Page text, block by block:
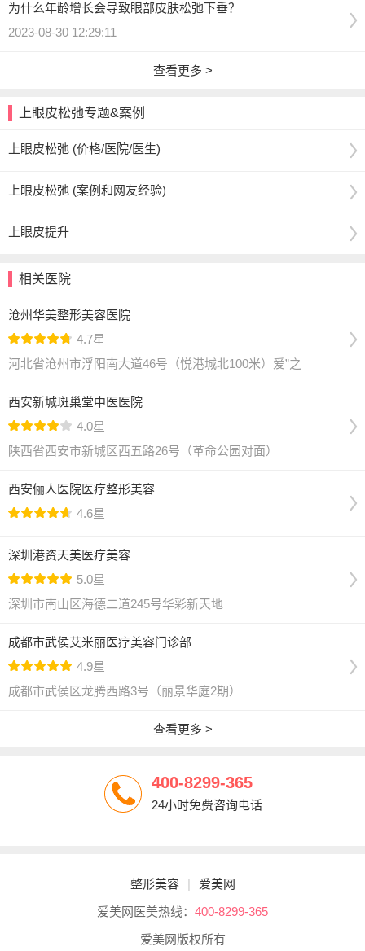
为什么年龄增长会导致眼部皮肤松弛下垂？
2023-08-30 12:29:11
查看更多 >
上眼皮松弛专题&案例
上眼皮松弛 (价格/医院/医生)
上眼皮松弛 (案例和网友经验)
上眼皮提升
相关医院
沧州华美整形美容医院
4.7星
河北省沧州市浮阳南大道46号（悦港城北100米）爱”之
西安新城斑巢堂中医医院
4.0星
陕西省西安市新城区西五路26号（革命公园对面）
西安俪人医院医疗整形美容
4.6星
深圳港资天美医疗美容
5.0星
深圳市南山区海德二道245号华彩新天地
成都市武侯艾米丽医疗美容门诊部
4.9星
成都市武侯区龙腾西路3号（丽景华庭2期）
查看更多 >
400-8299-365
24小时免费咨询电话
整形美容 |
爱美网
爱美网医美热线： 400-8299-365
爱美网版权所有